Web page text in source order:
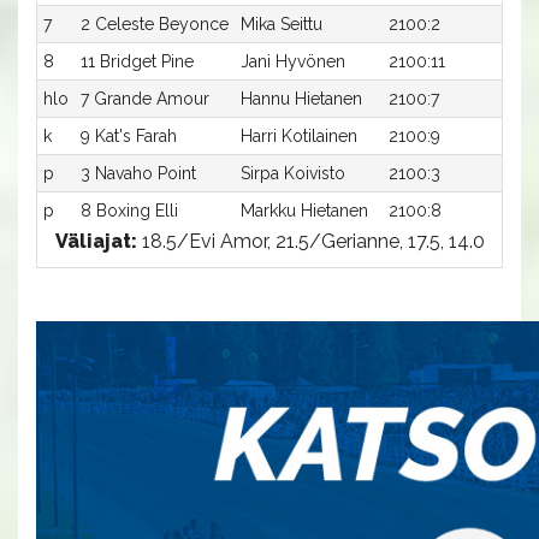
7 2 Celeste Beyonce Mika Seittu 2100:2
8
11 Bridget Pine Jani Hyvönen 2100:11
hlo
7 Grande Amour Hannu Hietanen 2100:7
k
9 Kat's Farah Harri Kotilainen 2100:9
p
3 Navaho Point Sirpa Koivisto 2100:3
p
8 Boxing Elli Markku Hietanen 2100:8
Väliajat: 18.5/Evi Amor, 21.5/Gerianne, 17.5, 14.0